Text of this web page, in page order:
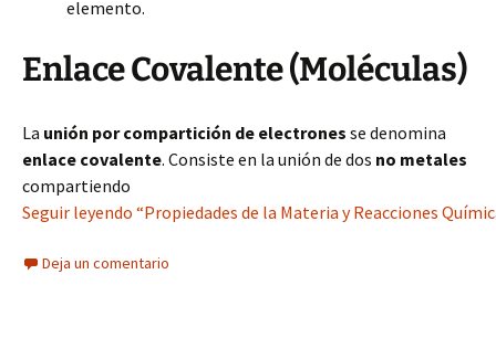
elemento.
Enlace Covalente (Moléculas)
La unión por compartición de electrones se denomina
enlace covalente. Consiste en la unión de dos no metales
compartiendo
Seguir leyendo “Propiedades de la Materia y Reacciones
Deja un comentario